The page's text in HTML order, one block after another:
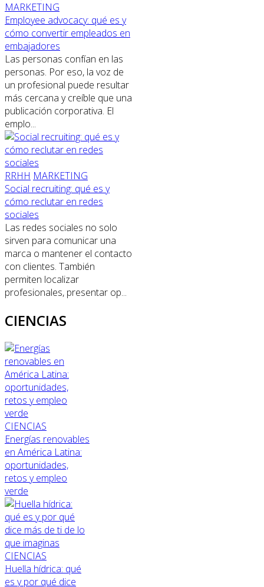
MARKETING
Employee advocacy: qué es y
cómo convertir empleados en
embajadores
Las personas confían en las
personas. Por eso, la voz de
un profesional puede resultar
más cercana y creíble que una
publicación corporativa. El
emplo...
RRHH MARKETING
Social recruiting: qué es y
cómo reclutar en redes
sociales
Las redes sociales no solo
sirven para comunicar una
marca o mantener el contacto
con clientes. También
permiten localizar
profesionales, presentar op...
CIENCIAS
CIENCIAS
Energías renovables
en América Latina:
oportunidades,
retos y empleo
verde
CIENCIAS
Huella hídrica: qué
es y por qué dice